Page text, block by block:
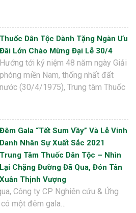
Thuốc Dân Tộc Dành Tặng Ngàn Ưu
Đãi Lớn Chào Mừng Đại Lễ 30/4
Hướng tới kỷ niệm 48 năm ngày Giải
phóng miền Nam, thống nhất đất
nước (30/4/1975), Trung tâm Thuốc
Đêm Gala “Tết Sum Vầy” Và Lễ Vinh
Danh Nhân Sự Xuất Sắc 2021
Trung Tâm Thuốc Dân Tộc – Nhìn
Lại Chặng Đường Đã Qua, Đón Tân
Xuân Thịnh Vượng
Công ty CP Nghiên cứu & Ứng
một đêm gala…